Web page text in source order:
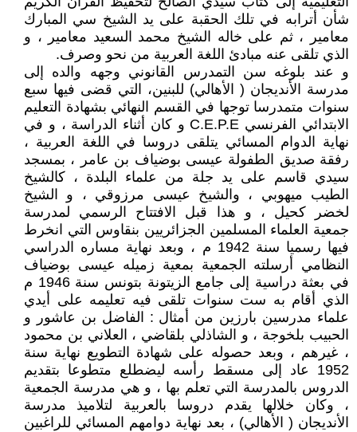
شأن أترابه في تلك الحقبة على يد الشيخ سي المبارك
معامير ، ثم على خاله الشيخ محمد السعيد معامير ، و
الذي تلقى عنه مبادئ اللغة العربية من نحو وصرف.
و عند بلوغه سن التمدرس القانوني وجهه والده إلى
مدرسة الأنديجان ( الأهالي) للبنين، التي قضى فيها سبع
سنوات متمدرسا توجها في القسم النهائي بشهادة التعليم
الابتدائي الفرنسي C.E.P.E و كان أثناء الدراسة ، و في
نهاية الدوام المسائي يتلقى دروسا في اللغة العربية ،
رفقة صديق الطفولة عيسى بوضياف بن عامر ، بمسجد
سيدي قاسم على يد جلة من علماء البلدة ، كالشيخ
الطيب ميهوبي ، والشيخ عيسى مرزوقي ، و الشيخ
لخضر كحيل ، و هذا قبل الافتتاح الرسمي لمدرسة
جمعية العلماء المسلمين الجزائريين بنقاوس التي انخرط
فيها رسميا سنة 1942 م ، وبعد نهاية مساره الدراسي
النظامي أرسلته الجمعية بمعية زميله عيسى بوضياف
في بعثة دراسية إلى جامع الزيتونة بتونس سنة 1946 م
الذي أقام به ست سنوات تلقى فيه تعليمه على أيدي
علماء مدرسين بارزين من أمثال : الفاضل بن عاشور و
الحبيب بلخوجة ، و الشاذلي بلقاضي ، العلاني بن محمود
، غيرهم ، وبعد حصوله على شهادة التطويع نهاية سنة
1952 عاد إلى مسقط رأسه ليضطلع متطوعا بتقديم
الدروس بالمدرسة التي تعلم بها ، و هي مدرسة الجمعية
، وكان خلالها يقدم دروسا بالعربية لتلاميذ مدرسة
الأنديجان ( الأهالي) ، بعد نهاية دوامهم المسائي للراغبين